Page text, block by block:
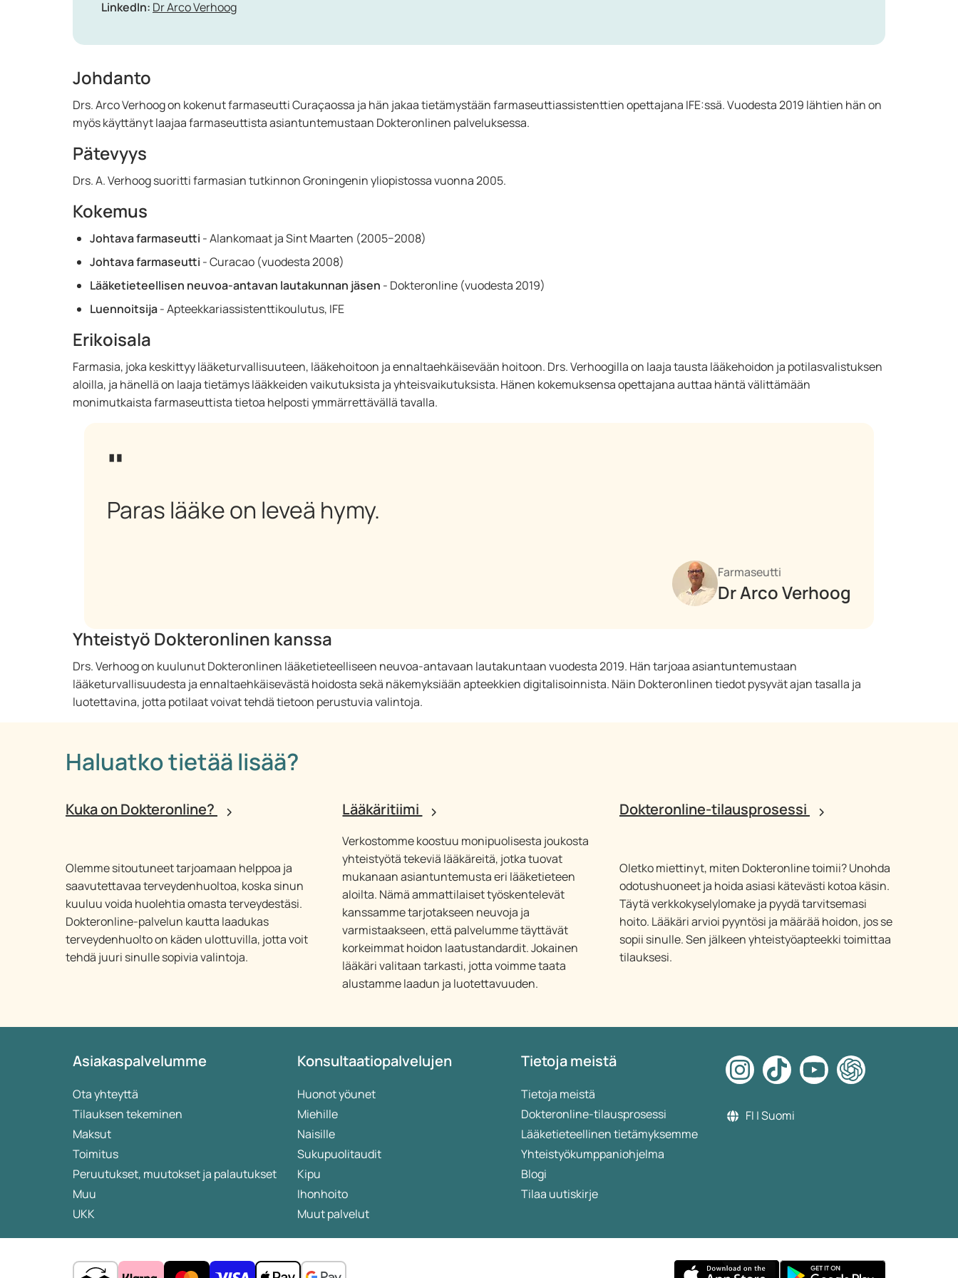
LinkedIn: Dr Arco Verhoog
Johdanto
Drs. Arco Verhoog on kokenut farmaseutti Curaçaossa ja hän jakaa tietämystään farmaseuttiassistenttien opettajana IFE:ssä. Vuodesta 2019 lähtien hän on
myös käyttänyt laajaa farmaseuttista asiantuntemustaan Dokteronlinen palveluksessa.
Pätevyys
Drs. A. Verhoog suoritti farmasian tutkinnon Groningenin yliopistossa vuonna 2005.
Kokemus
Johtava farmaseutti - Alankomaat ja Sint Maarten (2005−2008)
Johtava farmaseutti - Curacao (vuodesta 2008)
Lääketieteellisen neuvoa-antavan lautakunnan jäsen - Dokteronline (vuodesta 2019)
Luennoitsija- Apteekkariassistenttikoulutus, IFE
Erikoisala
Farmasia, joka keskittyy lääketurvallisuuteen, lääkehoitoon ja ennaltaehkäisevään hoitoon. Drs. Verhoogilla on laaja tausta lääkehoidon ja potilasvalistuksen
aloilla, ja hänellä on laaja tietämys lääkkeiden vaikutuksista ja yhteisvaikutuksista. Hänen kokemuksensa opettajana auttaa häntä välittämään
monimutkaista farmaseuttista tietoa helposti ymmärrettävällä tavalla.
Paras lääke on leveä hymy.
Farmaseutti
Dr Arco Verhoog
Yhteistyö Dokteronlinen kanssa
Drs. Verhoog on kuulunut Dokteronlinen lääketieteelliseen neuvoa-antavaan lautakuntaan vuodesta 2019. Hän tarjoaa asiantuntemustaan
lääketurvallisuudesta ja ennaltaehkäisevästä hoidosta sekä näkemyksiään apteekkien digitalisoinnista. Näin Dokteronlinen tiedot pysyvät ajan tasalla ja
luotettavina, jotta potilaat voivat tehdä tietoon perustuvia valintoja.
Haluatko tietää lisää?
Kuka on Dokteronline?
Olemme sitoutuneet tarjoamaan helppoa ja
saavutettavaa terveydenhuoltoa, koska sinun
kuuluu voida huolehtia omasta terveydestäsi.
Dokteronline-palvelun kautta laadukas
terveydenhuolto on käden ulottuvilla, jotta voit
tehdä juuri sinulle sopivia valintoja.
Lääkäritiimi
Verkostomme koostuu monipuolisesta joukosta
yhteistyötä tekeviä lääkäreitä, jotka tuovat
mukanaan asiantuntemusta eri lääketieteen
aloilta. Nämä ammattilaiset työskentelevät
kanssamme tarjotakseen neuvoja ja
varmistaakseen, että palvelumme täyttävät
korkeimmat hoidon laatustandardit. Jokainen
lääkäri valitaan tarkasti, jotta voimme taata
alustamme laadun ja luotettavuuden.
Dokteronline-tilausprosessi
Oletko miettinyt, miten Dokteronline toimii? Unohda
odotushuoneet ja hoida asiasi kätevästi kotoa käsin.
Täytä verkkokyselylomake ja pyydä tarvitsemasi
hoito. Lääkäri arvioi pyyntösi ja määrää hoidon, jos se
sopii sinulle. Sen jälkeen yhteistyöapteekki toimittaa
tilauksesi.
Asiakaspalvelumme
Ota yhteyttä
Tilauksen tekeminen
Maksut
Toimitus
Peruutukset, muutokset ja palautukset
Muu
UKK
Konsultaatiopalvelujen
Huonot yöunet
Miehille
Naisille
Sukupuolitaudit
Kipu
Ihonhoito
Muut palvelut
Tietoja meistä
Tietoja meistä
Dokteronline-tilausprosessi
Lääketieteellinen tietämyksemme
Yhteistyökumppaniohjelma
Blogi
Tilaa uutiskirje
FI | Suomi